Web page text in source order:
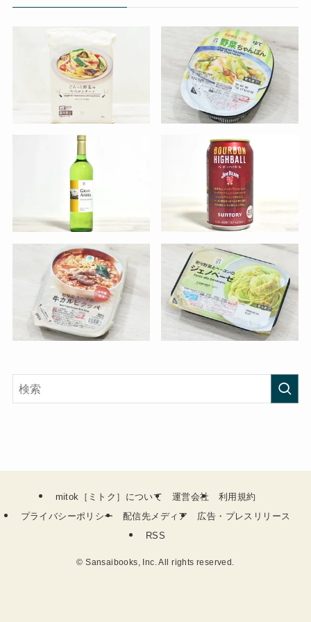
mitok［ミトク］について 運営会社
利用規約
プライバシーポリシー
配信先メディア
広告・プレスリリース
RSS
© Sansaibooks, Inc. All rights reserved.